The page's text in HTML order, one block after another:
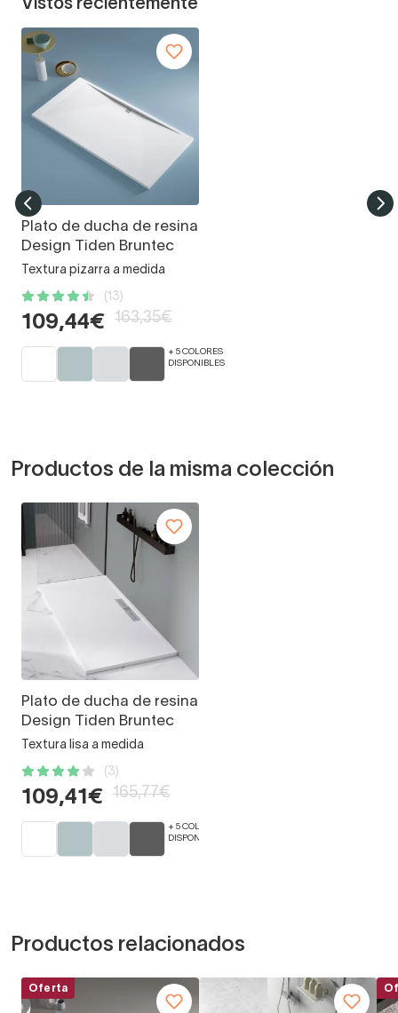
Vistos recientemente
Plato de ducha de resina
Design Tiden Bruntec
Textura pizarra a medida
(13)
109,44€ 163,35€
+ 5 COLORES
DISPONIBLES
Productos de la misma colección
Plato de ducha de resina
Design Tiden Bruntec
Textura lisa a medida
(3)
109,41€ 165,77€
+ 5 COLORES
DISPONIBLES
Productos relacionados
Oferta